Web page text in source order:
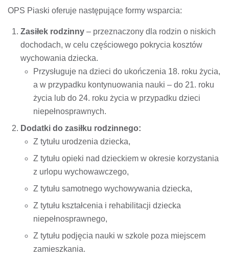
OPS Piaski oferuje następujące formy wsparcia:
Zasiłek rodzinny – przeznaczony dla rodzin o niskich
dochodach, w celu częściowego pokrycia kosztów
wychowania dziecka.
Przysługuje na dzieci do ukończenia 18. roku życia,
a w przypadku kontynuowania nauki – do 21. roku
życia lub do 24. roku życia w przypadku dzieci
niepełnosprawnych.
Dodatki do zasiłku rodzinnego:
Z tytułu urodzenia dziecka,
Z tytułu opieki nad dzieckiem w okresie korzystania
z urlopu wychowawczego,
Z tytułu samotnego wychowywania dziecka,
Z tytułu kształcenia i rehabilitacji dziecka
niepełnosprawnego,
Z tytułu podjęcia nauki w szkole poza miejscem
zamieszkania.